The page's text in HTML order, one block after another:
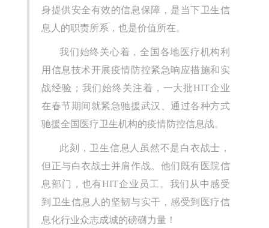
身提供安全有效的信息保障，是当下卫生信
息人的职责所系，也是价值所在。
我们始终关心着，全国各地医疗机构利
用信息技术开展疫情防控紧急响应措施和实
战经验；我们始终关注着，一大批HIT企业
在春节期间就紧急驰援武汉、通过各种方式
驰援全国医疗卫生机构的疫情防控信息战。
此刻，卫生信息人虽然不是白衣战士，
但正与白衣战士并肩作战。他们既有医院信
息部门，也有HIT企业员工。我们从中感受
到卫生信息人的坚韧与实干，感受到医疗信
息化行业众志成城的磅礴力量！